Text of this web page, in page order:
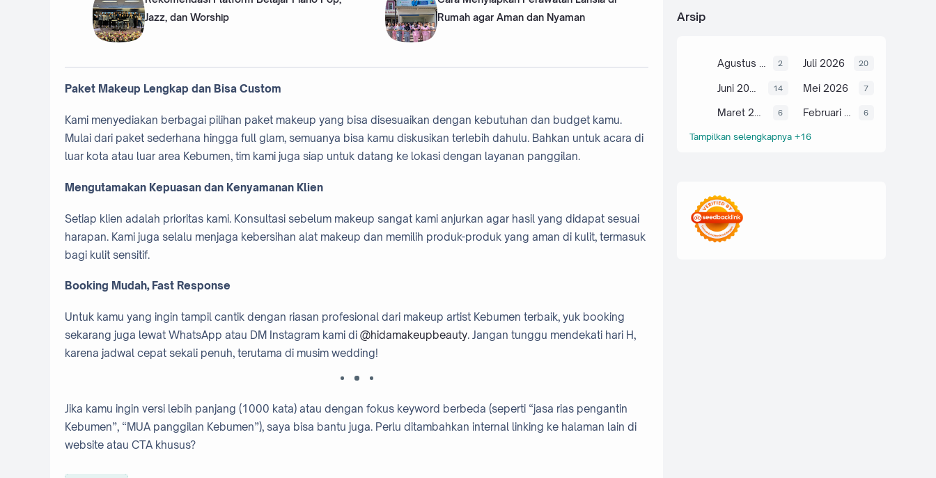
Jazz, dan Worship
Rumah agar Aman dan Nyaman
Paket Makeup Lengkap dan Bisa Custom
Kami menyediakan berbagai pilihan paket makeup yang bisa disesuaikan dengan kebutuhan dan budget kamu.
Mulai dari paket sederhana hingga full glam, semuanya bisa kamu diskusikan terlebih dahulu. Bahkan untuk acara di
luar kota atau luar area Kebumen, tim kami juga siap untuk datang ke lokasi dengan layanan panggilan.
Mengutamakan Kepuasan dan Kenyamanan Klien
Setiap klien adalah prioritas kami. Konsultasi sebelum makeup sangat kami anjurkan agar hasil yang didapat sesuai
harapan. Kami juga selalu menjaga kebersihan alat makeup dan memilih produk-produk yang aman di kulit, termasuk
bagi kulit sensitif.
Booking Mudah, Fast Response
Untuk kamu yang ingin tampil cantik dengan riasan profesional dari makeup artist Kebumen terbaik, yuk booking
sekarang juga lewat WhatsApp atau DM Instagram kami di @hidamakeupbeauty. Jangan tunggu mendekati hari H,
karena jadwal cepat sekali penuh, terutama di musim wedding!
Jika kamu ingin versi lebih panjang (1000 kata) atau dengan fokus keyword berbeda (seperti “jasa rias pengantin
Kebumen”, “MUA panggilan Kebumen”), saya bisa bantu juga. Perlu ditambahkan internal linking ke halaman lain di
website atau CTA khusus?
cara optimasi SEO
Digital Marketing E-Commerce
E-E-A-T
edukasi bisnis kampus
Arsip
Agustus 2026 2 Juli 2026 20
Juni 2026 14 Mei 2026 7
Maret 2026 6 Februari 2026 6
Tampilkan selengkapnya +16